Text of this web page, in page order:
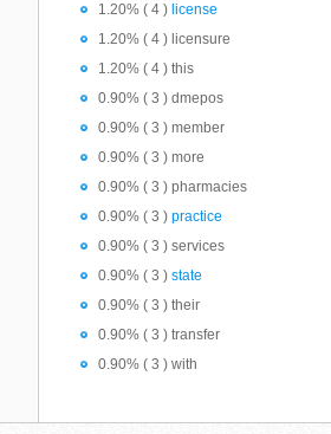
1.20% ( 4 ) license
1.20% ( 4 ) licensure
1.20% ( 4 ) this
0.90% ( 3 ) dmepos
0.90% ( 3 ) member
0.90% ( 3 ) more
0.90% ( 3 ) pharmacies
0.90% ( 3 ) practice
0.90% ( 3 ) services
0.90% ( 3 ) state
0.90% ( 3 ) their
0.90% ( 3 ) transfer
0.90% ( 3 ) with